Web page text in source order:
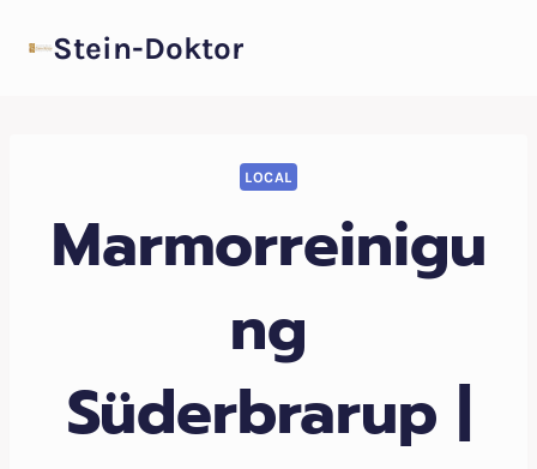
InhaltStein-Doktor
LOCAL
Marmorreinigu
ng
Süderbrarup |